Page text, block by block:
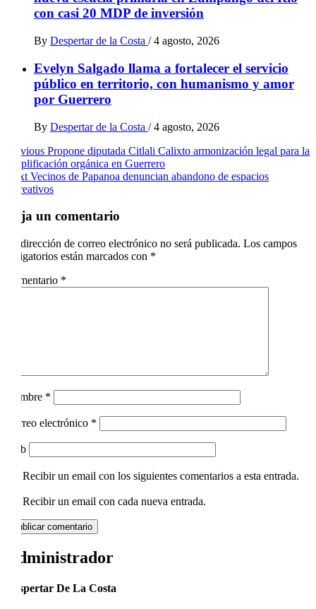
con casi 20 MDP de inversión
By Despertar de la Costa / 4 agosto, 2026
Evelyn Salgado llama a fortalecer el servicio
público en territorio, con humanismo y amor
por Guerrero
By Despertar de la Costa / 4 agosto, 2026
Post
navigation
Previous Propone diputada Citlali Calixto armonización legal para la
simplificación orgánica en Guerrero
Next Vecinos de Papanoa denuncian abandono de espacios
recreativos
Deja un comentario
Tu dirección de correo electrónico no será publicada. Los campos
obligatorios están marcados con *
Comentario *
Nombre *
Correo electrónico *
Web
Recibir un email con los siguientes comentarios a esta entrada.
Recibir un email con cada nueva entrada.
Administrador
Despertar De La Costa